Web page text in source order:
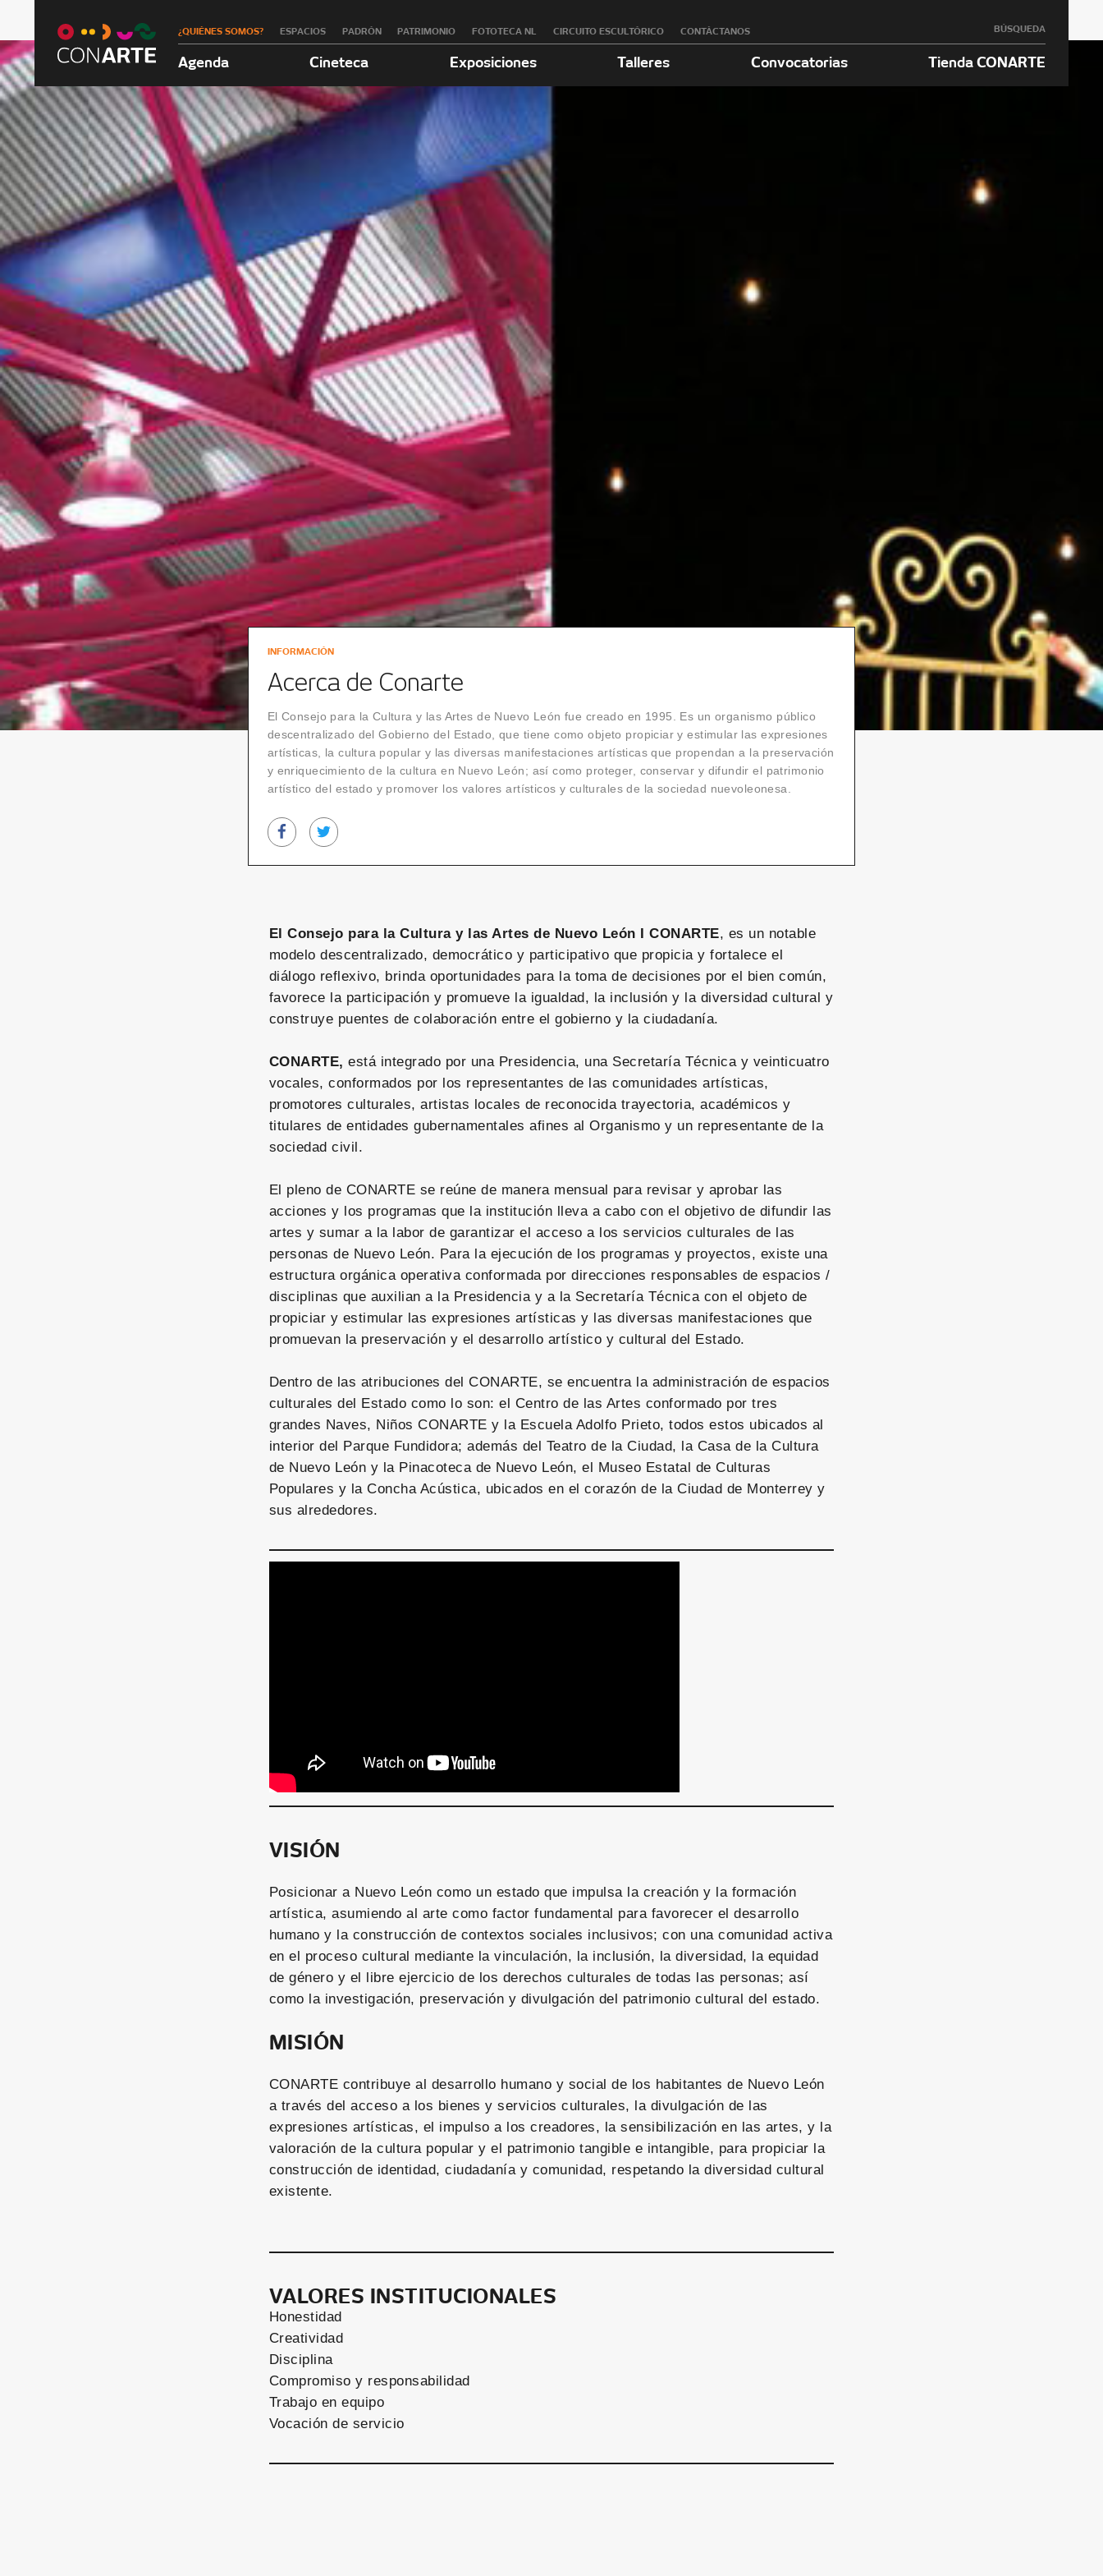
¿QUIÉNES SOMOS? ESPACIOS PADRÓN PATRIMONIO FOTOTECA NL CIRCUITO ESCULTÓRICO CONTÁCTANOS BÚSQUEDA
Agenda Cineteca Exposiciones Talleres Convocatorias Tienda CONARTE
INFORMACIÓN
Acerca de Conarte
El Consejo para la Cultura y las Artes de Nuevo León fue creado en 1995. Es un organismo público
descentralizado del Gobierno del Estado, que tiene como objeto propiciar y estimular las expresiones
artísticas, la cultura popular y las diversas manifestaciones artísticas que propendan a la preservación
y enriquecimiento de la cultura en Nuevo León; así como proteger, conservar y difundir el patrimonio
artístico del estado y promover los valores artísticos y culturales de la sociedad nuevoleonesa.
El Consejo para la Cultura y las Artes de Nuevo León I CONARTE, es un notable
modelo descentralizado, democrático y participativo que propicia y fortalece el
diálogo reflexivo, brinda oportunidades para la toma de decisiones por el bien común,
favorece la participación y promueve la igualdad, la inclusión y la diversidad cultural y
construye puentes de colaboración entre el gobierno y la ciudadanía.
CONARTE, está integrado por una Presidencia, una Secretaría Técnica y veinticuatro
vocales, conformados por los representantes de las comunidades artísticas,
promotores culturales, artistas locales de reconocida trayectoria, académicos y
titulares de entidades gubernamentales afines al Organismo y un representante de la
sociedad civil.
El pleno de CONARTE se reúne de manera mensual para revisar y aprobar las
acciones y los programas que la institución lleva a cabo con el objetivo de difundir las
artes y sumar a la labor de garantizar el acceso a los servicios culturales de las
personas de Nuevo León. Para la ejecución de los programas y proyectos, existe una
estructura orgánica operativa conformada por direcciones responsables de espacios /
disciplinas que auxilian a la Presidencia y a la Secretaría Técnica con el objeto de
propiciar y estimular las expresiones artísticas y las diversas manifestaciones que
promuevan la preservación y el desarrollo artístico y cultural del Estado.
Dentro de las atribuciones del CONARTE, se encuentra la administración de espacios
culturales del Estado como lo son: el Centro de las Artes conformado por tres
grandes Naves, Niños CONARTE y la Escuela Adolfo Prieto, todos estos ubicados al
interior del Parque Fundidora; además del Teatro de la Ciudad, la Casa de la Cultura
de Nuevo León y la Pinacoteca de Nuevo León, el Museo Estatal de Culturas
Populares y la Concha Acústica, ubicados en el corazón de la Ciudad de Monterrey y
sus alrededores.
VISIÓN
Posicionar a Nuevo León como un estado que impulsa la creación y la formación
artística, asumiendo al arte como factor fundamental para favorecer el desarrollo
humano y la construcción de contextos sociales inclusivos; con una comunidad activa
en el proceso cultural mediante la vinculación, la inclusión, la diversidad, la equidad
de género y el libre ejercicio de los derechos culturales de todas las personas; así
como la investigación, preservación y divulgación del patrimonio cultural del estado.
MISIÓN
CONARTE contribuye al desarrollo humano y social de los habitantes de Nuevo León
a través del acceso a los bienes y servicios culturales, la divulgación de las
expresiones artísticas, el impulso a los creadores, la sensibilización en las artes, y la
valoración de la cultura popular y el patrimonio tangible e intangible, para propiciar la
construcción de identidad, ciudadanía y comunidad, respetando la diversidad cultural
existente.
VALORES INSTITUCIONALES
Honestidad
Creatividad
Disciplina
Compromiso y responsabilidad
Trabajo en equipo
Vocación de servicio